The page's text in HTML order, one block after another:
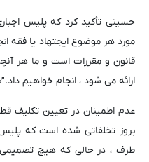
حسینی تأکید کرد که پلیس
مورد هر موضوع ایجتهاد یا
قانون و مقررات است و ما هر
ارائه می شود ، انجام خواهیم داد.”
عدم اطمینان در تعیین تکلیف
بروز تخلفاتی شده است که
طرف ، در حالی که هیچ تصمیمی